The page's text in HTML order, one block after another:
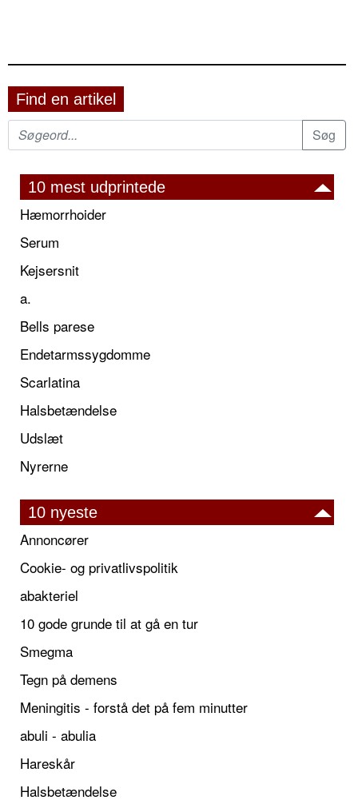
Find en artikel
10 mest udprintede
Hæmorrhoider
Serum
Kejsersnit
a.
Bells parese
Endetarmssygdomme
Scarlatina
Halsbetændelse
Udslæt
Nyrerne
10 nyeste
Annoncører
Cookie- og privatlivspolitik
abakteriel
10 gode grunde til at gå en tur
Smegma
Tegn på demens
Meningitis - forstå det på fem minutter
abuli - abulia
Hareskår
Halsbetændelse